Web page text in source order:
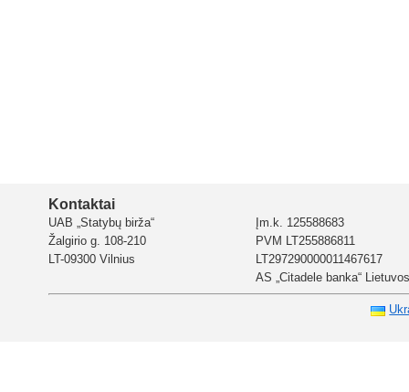
Kontaktai
UAB „Statybų birža“
Žalgirio g. 108-210
LT-09300 Vilnius
Įm.k. 125588683
PVM LT255886811
LT297290000011467617
AS „Citadele banka“